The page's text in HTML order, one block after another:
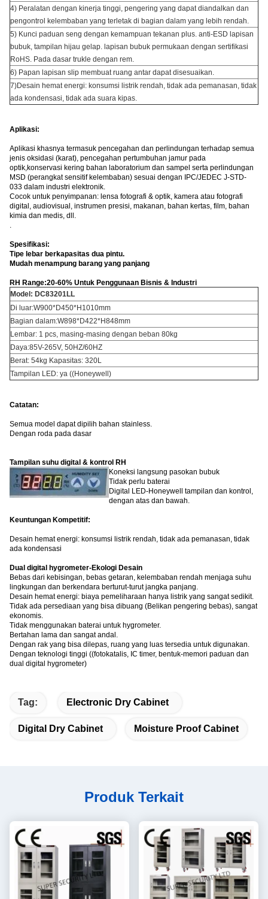
4) Peralatan dengan kinerja tinggi, pengering yang dapat diandalkan dan
pengontrol kelembaban yang terletak di bagian dalam yang lebih rendah.
5) Kunci paduan seng dengan kemampuan tekanan plus. anti-ESD lapisan
bubuk, tampilan hijau gelap. lapisan bubuk permukaan dengan sertifikasi
RoHS. Pada dasar trukle dengan rem.
6) Papan lapisan slip membuat ruang antar dapat disesuaikan.
7)Desain hemat energi: konsumsi listrik rendah, tidak ada pemanasan, tidak
ada kondensasi, tidak ada suara kipas.
Aplikasi:
Aplikasi khasnya termasuk pencegahan dan perlindungan terhadap semua
jenis oksidasi (karat), pencegahan pertumbuhan jamur pada
optik,konservasi kering bahan laboratorium dan sampel serta perlindungan
MSD (perangkat sensitif kelembaban) sesuai dengan IPC/JEDEC J-STD-
033 dalam industri elektronik.
Cocok untuk penyimpanan: lensa fotografi & optik, kamera atau fotografi
digital, audiovisual, instrumen presisi, makanan, bahan kertas, film, bahan
kimia dan medis, dll.
.
Spesifikasi:
Tipe lebar berkapasitas dua pintu.
Mudah menampung barang yang panjang
RH Range:20-60% Untuk Penggunaan Bisnis & Industri
Model: DC83201LL
Di luar:W900*D450*H1010mm
Bagian dalam:W898*D422*H848mm
Lembar: 1 pcs, masing-masing dengan beban 80kg
Daya:85V-265V, 50HZ/60HZ
Berat: 54kg Kapasitas: 320L
Tampilan LED: ya ((Honeywell)
Catatan:
Semua model dapat dipilih bahan stainless.
Dengan roda pada dasar
Tampilan suhu digital & kontrol RH
Koneksi langsung pasokan bubuk
Tidak perlu baterai
Digital LED-Honeywell tampilan dan kontrol,
dengan atas dan bawah.
Keuntungan Kompetitif:
Desain hemat energi: konsumsi listrik rendah, tidak ada pemanasan, tidak
ada kondensasi
Dual digital hygrometer-Ekologi Desain
Bebas dari kebisingan, bebas getaran, kelembaban rendah menjaga suhu
lingkungan dan berkendara berturut-turut jangka panjang.
Desain hemat energi: biaya pemeliharaan hanya listrik yang sangat sedikit.
Tidak ada persediaan yang bisa dibuang (Belikan pengering bebas), sangat
ekonomis.
Tidak menggunakan baterai untuk hygrometer.
Bertahan lama dan sangat andal.
Dengan rak yang bisa dilepas, ruang yang luas tersedia untuk digunakan.
Dengan teknologi tinggi ((fotokatalis, IC timer, bentuk-memori paduan dan
dual digital hygrometer)
Tag: Electronic Dry Cabinet
Digital Dry Cabinet Moisture Proof Cabinet
Produk Terkait